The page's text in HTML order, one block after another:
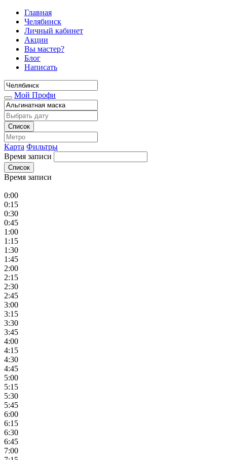
Главная
Челябинск
Личный кабинет
Акции
Вы мастер?
Блог
Написать
Мой Профи
Список
Карта Фильтры
Время записи
Список
Время записи
0:00
0:15
0:30
0:45
1:00
1:15
1:30
1:45
2:00
2:15
2:30
2:45
3:00
3:15
3:30
3:45
4:00
4:15
4:30
4:45
5:00
5:15
5:30
5:45
6:00
6:15
6:30
6:45
7:00